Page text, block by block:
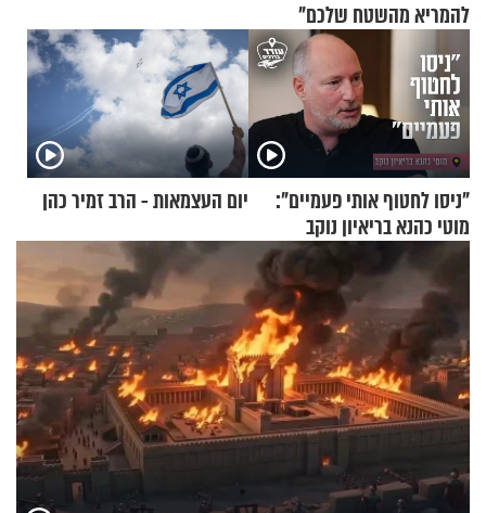
להמריא מהשטח שלכם"
"ניסו לחטוף אותי פעמיים":
מוטי כהנא בריאיון נוקב
יום העצמאות - הרב זמיר כהן